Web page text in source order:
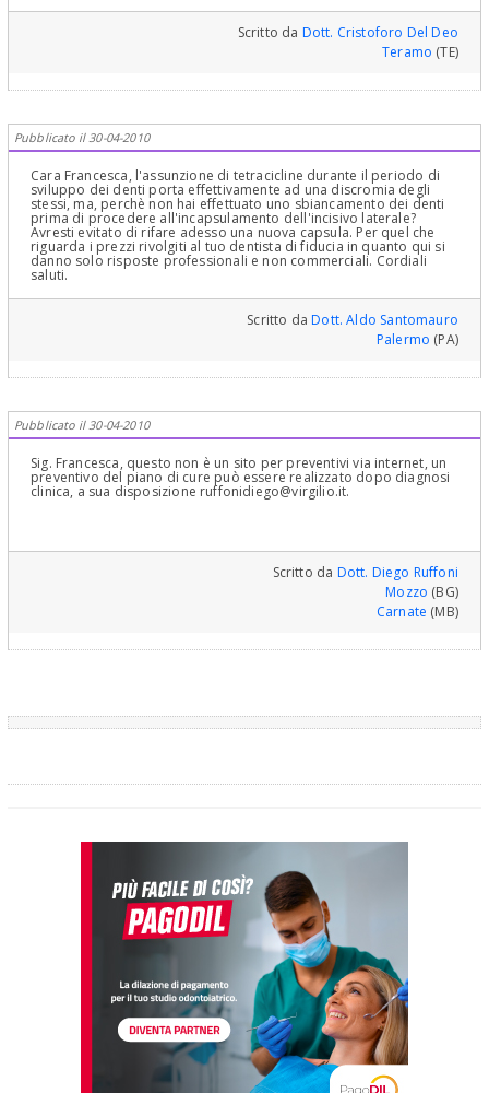
Parodontologia, Gnatologia e Riabilitazione Orale Completa in
Casi Clinici Complessi ed Ortodonzia e Pedodonzia la figlia
Scritto da Dott. Cristoforo Del Deo
Teramo (TE)
Pubblicato il 30-04-2010
Cara Francesca, l'assunzione di tetracicline durante il periodo di
sviluppo dei denti porta effettivamente ad una discromia degli
stessi, ma, perchè non hai effettuato uno sbiancamento dei denti
prima di procedere all'incapsulamento dell'incisivo laterale?
Avresti evitato di rifare adesso una nuova capsula. Per quel che
riguarda i prezzi rivolgiti al tuo dentista di fiducia in quanto qui si
danno solo risposte professionali e non commerciali. Cordiali
saluti.
Scritto daDott. Aldo Santomauro
Palermo (PA)
Pubblicato il 30-04-2010
Sig. Francesca, questo non è un sito per preventivi via internet, un
preventivo del piano di cure può essere realizzato dopo diagnosi
clinica, a sua disposizione ruffonidiego@virgilio.it.
Scritto da Dott. Diego Ruffoni
Mozzo (BG)
Carnate (MB)